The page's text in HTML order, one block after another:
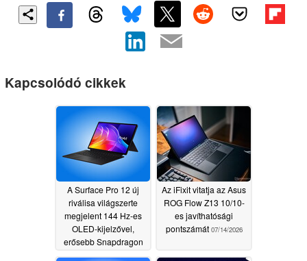
Kapcsolódó cikkek
A Surface Pro 12 új
riválisa világszerte
megjelent 144 Hz-es
OLED-kijelzővel,
erősebb Snapdragon
Az iFixit vitatja az Asus
ROG Flow Z13 10/10-
es javíthatósági
pontszámát 07/14/2026